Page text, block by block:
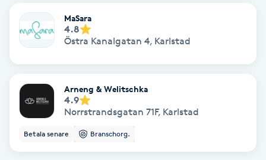
Laserbehandling
LED-ljusterapi
Liktornar
LPG
MaSara
4.8
Östra Kanalgatan 4, Karlstad
Arneng & Welitschka
4.9
Norrstrandsgatan 71F, Karlstad
Betala senare Branschorg.